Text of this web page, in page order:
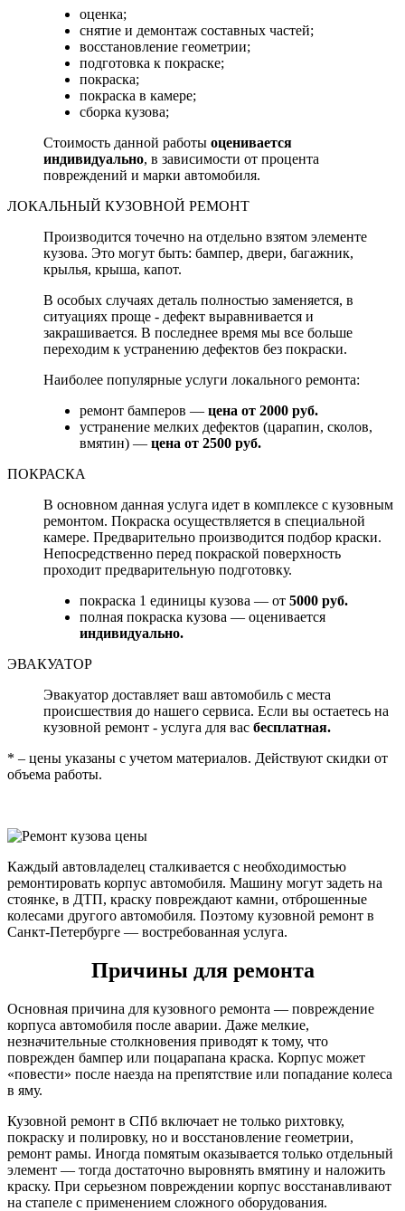
оценка;
снятие и демонтаж составных частей;
восстановление геометрии;
подготовка к покраске;
покраска;
покраска в камере;
сборка кузова;
Стоимость данной работы оценивается
индивидуально, в зависимости от процента
повреждений и марки автомобиля.
ЛОКАЛЬНЫЙ КУЗОВНОЙ РЕМОНТ
Производится точечно на отдельно взятом элементе
кузова. Это могут быть: бампер, двери, багажник,
крылья, крыша, капот.
В особых случаях деталь полностью заменяется, в
ситуациях проще - дефект выравнивается и
закрашивается. В последнее время мы все больше
переходим к устранению дефектов без покраски.
Наиболее популярные услуги локального ремонта:
ремонт бамперов — цена от 2000 руб.
устранение мелких дефектов (царапин, сколов,
вмятин) — цена от 2500 руб.
ПОКРАСКА
В основном данная услуга идет в комплексе с кузовным
ремонтом. Покраска осуществляется в специальной
камере. Предварительно производится подбор краски.
Непосредственно перед покраской поверхность
проходит предварительную подготовку.
покраска 1 единицы кузова — от 5000 руб.
полная покраска кузова — оценивается
индивидуально.
ЭВАКУАТОР
Эвакуатор доставляет ваш автомобиль с места
происшествия до нашего сервиса. Если вы остаетесь на
кузовной ремонт - услуга для вас бесплатная.
* – цены указаны с учетом материалов. Действуют скидки от
объема работы.
Каждый автовладелец сталкивается с необходимостью
ремонтировать корпус автомобиля. Машину могут задеть на
стоянке, в ДТП, краску повреждают камни, отброшенные
колесами другого автомобиля. Поэтому кузовной ремонт в
Санкт-Петербурге — востребованная услуга.
Причины для ремонта
Основная причина для кузовного ремонта — повреждение
корпуса автомобиля после аварии. Даже мелкие,
незначительные столкновения приводят к тому, что
поврежден бампер или поцарапана краска. Корпус может
«повести» после наезда на препятствие или попадание колеса
в яму.
Кузовной ремонт в СПб включает не только рихтовку,
покраску и полировку, но и восстановление геометрии,
ремонт рамы. Иногда помятым оказывается только отдельный
элемент — тогда достаточно выровнять вмятину и наложить
краску. При серьезном повреждении корпус восстанавливают
на стапеле с применением сложного оборудования.